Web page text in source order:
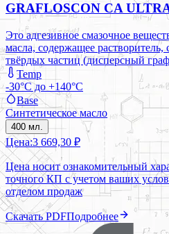
GRAFLOSCON CA
Это адгезивное смазочное
масла, содержащее
твёрдых частиц (дисперсный
Temp
-30°C до +140°C
Base
Синтетическое масло
400 мл.
Цена:3 669,30 ₽
Цена носит ознакомительный
точного КП с учетом ваших
отделом продаж
Скачать PDFПодробнее